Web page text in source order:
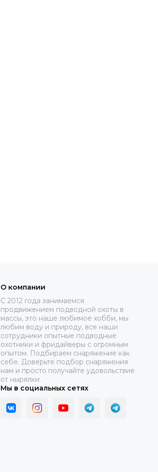
О компании
C 2012 года занимаемся
продвижением подводной охоты в
массы, это наше любимое хобби, мы
любим воду и природу, все наши
сотрудники опытные подводные
охотники и фридайверы с огромным
опытом. Подбираем снаряжение как
себе. Доверьте подбор снаряжения
нам и просто получайте удовольствие
от нырялки.
Мы в социальных сетях